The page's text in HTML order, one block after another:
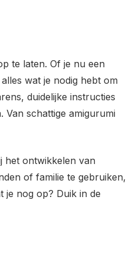
te laten. Of je nu een
wat je nodig hebt om
duidelijke instructies
Van schattige amigurumi
het ontwikkelen van
of familie te gebruiken,
je nog op? Duik in de